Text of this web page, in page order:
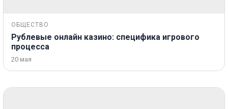
ОБЩЕСТВО
Рублевые онлайн казино: специфика игрового
процесса
20 мая